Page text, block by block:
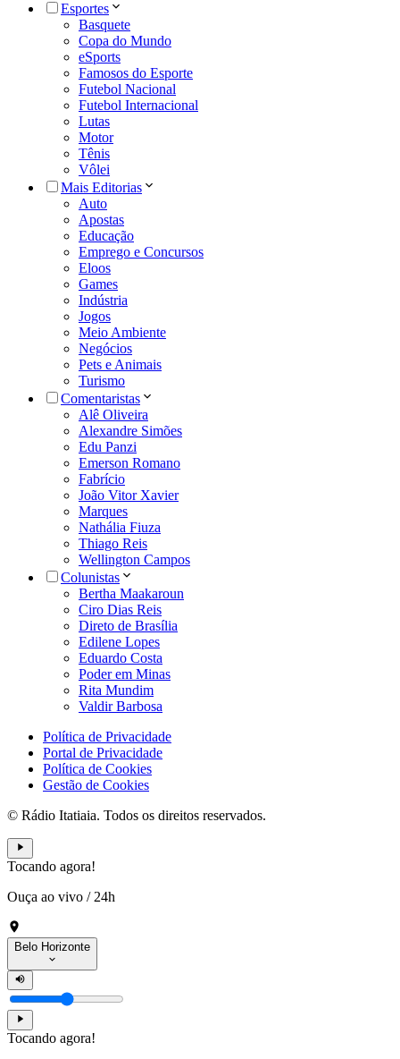
Esportes
Basquete
Copa do Mundo
eSports
Famosos do Esporte
Futebol Nacional
Futebol Internacional
Lutas
Motor
Tênis
Vôlei
Mais Editorias
Auto
Apostas
Educação
Emprego e Concursos
Eloos
Games
Indústria
Jogos
Meio Ambiente
Negócios
Pets e Animais
Turismo
Comentaristas
Alê Oliveira
Alexandre Simões
Edu Panzi
Emerson Romano
Fabrício
João Vitor Xavier
Marques
Nathália Fiuza
Thiago Reis
Wellington Campos
Colunistas
Bertha Maakaroun
Ciro Dias Reis
Direto de Brasília
Edilene Lopes
Eduardo Costa
Poder em Minas
Rita Mundim
Valdir Barbosa
Política de Privacidade
Portal de Privacidade
Política de Cookies
Gestão de Cookies
© Rádio Itatiaia. Todos os direitos reservados.
Tocando agora!
Ouça ao vivo / 24h
Belo Horizonte
Tocando agora!